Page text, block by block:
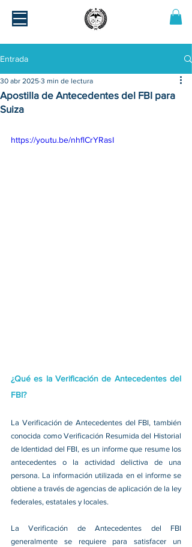
Entrada
Apostilla de Antecedentes del FBI para
Suiza
30 abr 2025 3 min de lectura
https://youtu.be/nhflCrYRasI
¿Qué es la Verificación de Antecedentes del
FBI?
La Verificación de Antecedentes del FBI, también
conocida como Verificación Resumida del Historial
de Identidad del FBI, es un informe que resume los
antecedentes o la actividad delictiva de una
persona. La información utilizada en el informe se
obtiene a través de agencias de aplicación de la ley
federales, estatales y locales.
La Verificación de Antecedentes del FBI
generalmente se requiere para satisfacer un